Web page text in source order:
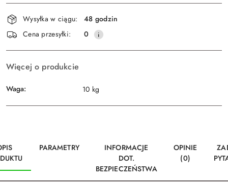
Wyślij
Dostępność
i
dostawa
Wysyłka w ciągu:
48 godzin
Cena przesyłki:
0
Więcej o produkcie
Waga: 10 kg
PARAMETRY
INFORMACJE
DOT.
BEZPIECZEŃSTWA
OPINIE
(0)